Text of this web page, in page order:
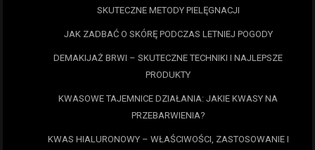
SKUTECZNE METODY PIELĘGNACJI
JAK ZADBAĆ O SKÓRĘ PODCZAS LETNIEJ POGODY
DEMAKIJAŻ BRWI – SKUTECZNE TECHNIKI I NAJLEPSZE
PRODUKTY
KWASOWE TAJEMNICE DZIAŁANIA: JAKIE KWASY NA
PRZEBARWIENIA?
KWAS HIALURONOWY – WŁAŚCIWOŚCI, ZASTOSOWANIE I